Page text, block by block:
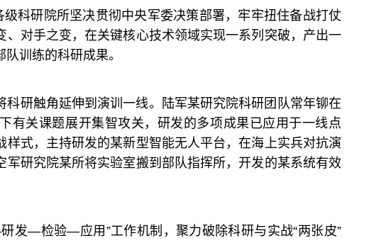
级科研院所坚决贯彻中央军委决策部署，牢牢扭住备战打仗
、对手之变，在关键核心技术领域实现一系列突破，产出一
训练的科研成果。
科研触角延伸到演训一线。陆军某研究院科研团队常年铆在
有关课题展开集智攻关，研发的多项成果已应用于一线点
式，主持研发的某新型智能无人平台，在海上实兵对抗演
军研究院某所将实验室搬到部队指挥所，开发的某系统有效
发—检验—应用”工作机制，聚力破除科研与实战“两张皮”